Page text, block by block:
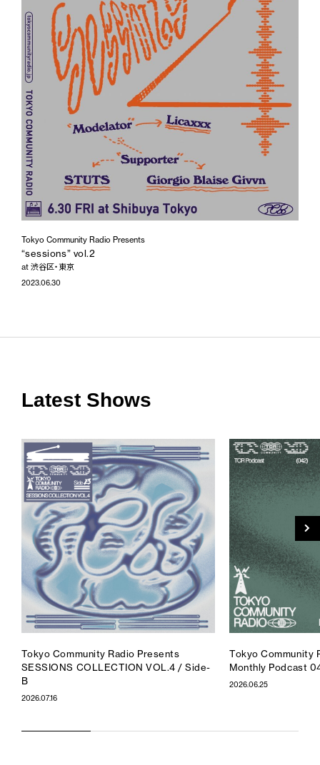
Tokyo Community Radio Presents
“sessions” vol.2
at 渋谷区・東京
2023.06.30
Latest Shows
Tokyo Community Radio Presents
SESSIONS COLLECTION VOL.4 / Side-
B
2026.07.16
Tokyo Community
Monthly Podcast
2026.06.25